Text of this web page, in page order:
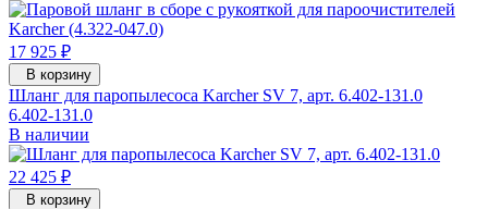
17 925 ₽
В корзину
Шланг для паропылесоса Karcher SV 7, арт. 6.402-131.0
6.402-131.0
В наличии
22 425 ₽
В корзину